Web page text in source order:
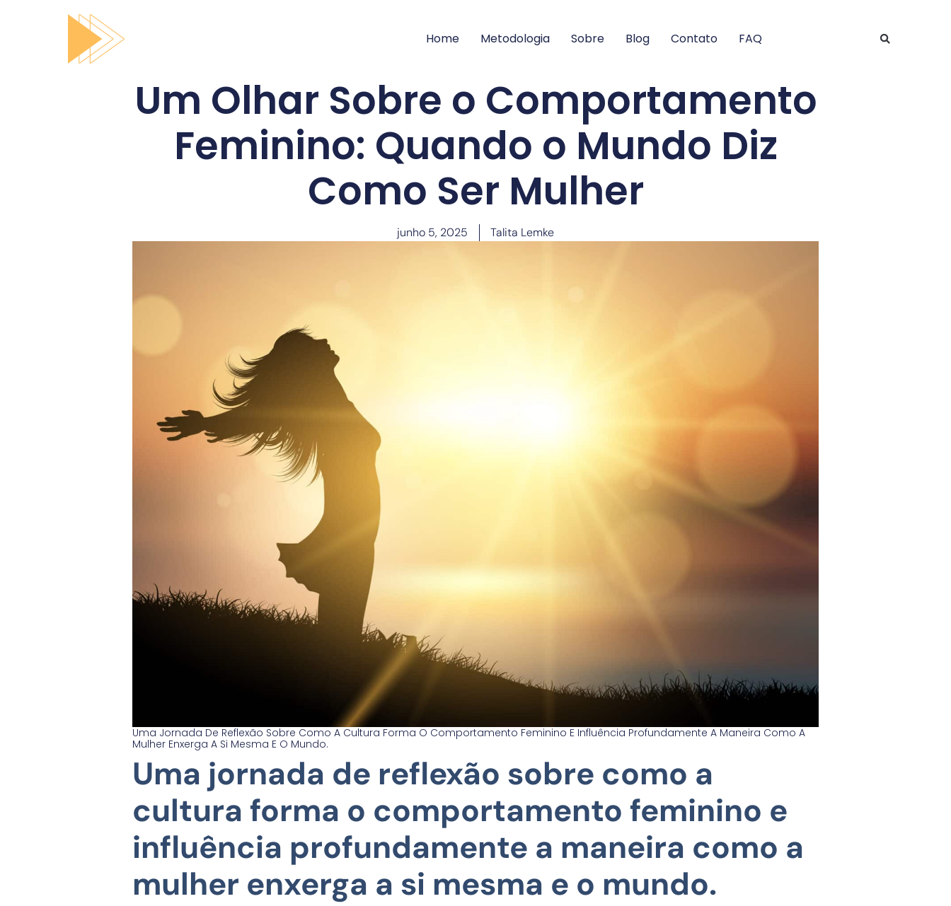
Home Metodologia Sobre Blog Contato FAQ
Um Olhar Sobre o Comportamento
Feminino: Quando o Mundo Diz
Como Ser Mulher
junho 5, 2025 Talita Lemke
Uma Jornada De Reflexão Sobre Como A Cultura Forma O Comportamento Feminino E Influência Profundamente A Maneira Como A
Mulher Enxerga A Si Mesma E O Mundo.
Uma jornada de reflexão sobre como a
cultura forma o comportamento feminino e
influência profundamente a maneira como a
mulher enxerga a si mesma e o mundo.